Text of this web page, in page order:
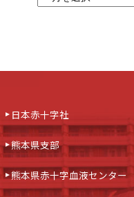
日本赤十字社
熊本県支部
熊本県赤十字血液センター